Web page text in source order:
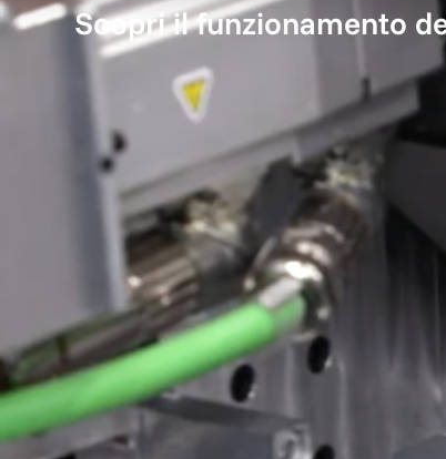
Scopri il funzionamento